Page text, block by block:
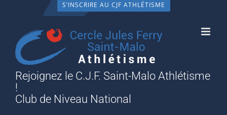
S’INSCRIRE AU CJF ATHLÉTISME
Rejoignez le C.J.F. Saint-Malo Athlétisme
!
Club de Niveau National